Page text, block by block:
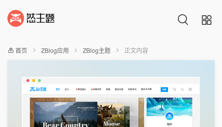
首页 ZBlog应用 ZBlog主题 正文内容